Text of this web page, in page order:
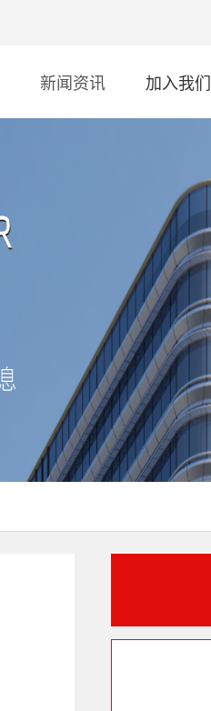
新闻资讯 加入我们